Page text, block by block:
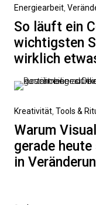
Vorheriger
Beitrag
Energiearbeit
So läuft ein
wichtigsten
wirklich
Nächster
Beitrag
Kreativität Tools &
Warum
gerade
in